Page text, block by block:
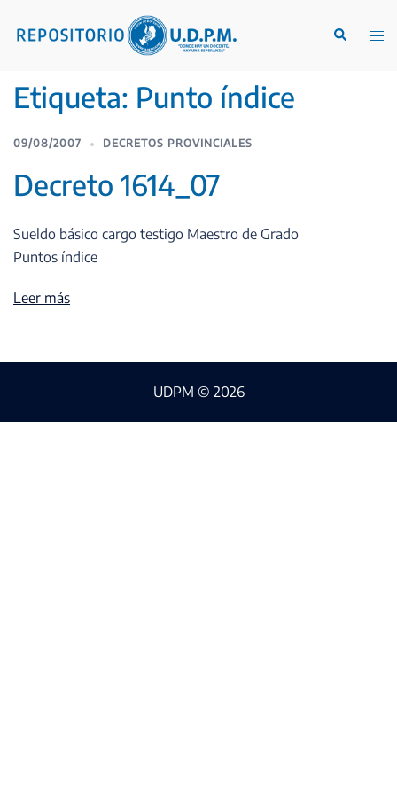
Etiqueta: Punto índice
09/08/2007 DECRETOS PROVINCIALES
Decreto 1614_07
Sueldo básico cargo testigo Maestro de Grado
Puntos índice
Leer más
UDPM © 2026